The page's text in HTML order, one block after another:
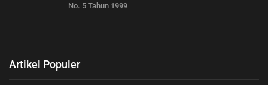
No. 5 Tahun 1999
Artikel Populer